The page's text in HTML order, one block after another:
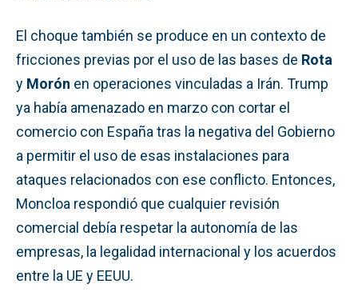
El choque también se produce en un contexto de
fricciones previas por el uso de las bases de Rota
y Morón en operaciones vinculadas a Irán. Trump
ya había amenazado en marzo con cortar el
comercio con España tras la negativa del Gobierno
a permitir el uso de esas instalaciones para
ataques relacionados con ese conflicto. Entonces,
Moncloa respondió que cualquier revisión
comercial debía respetar la autonomía de las
empresas, la legalidad internacional y los acuerdos
entre la UE y EEUU.